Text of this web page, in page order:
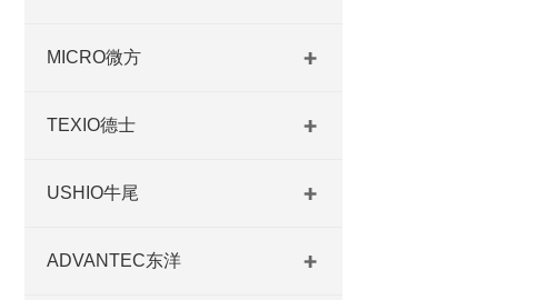
MICRO微方
TEXIO德士
USHIO牛尾
ADVANTEC东洋